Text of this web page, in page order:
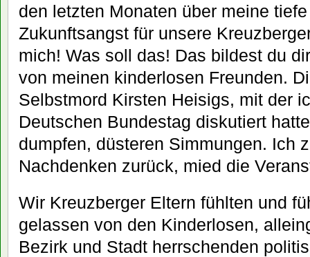
den letzten Monaten über meine
Zukunftsangst für unsere
mich! Was soll das! Das bildest du
von meinen kinderlosen Freunden.
Selbstmord Kirsten Heisigs, mit der
Deutschen Bundestag diskutiert
dumpfen, düsteren Simmungen. Ich
Nachdenken zurück, mied die
Wir Kreuzberger Eltern fühlten und
gelassen von den Kinderlosen,
Bezirk und Stadt herrschenden